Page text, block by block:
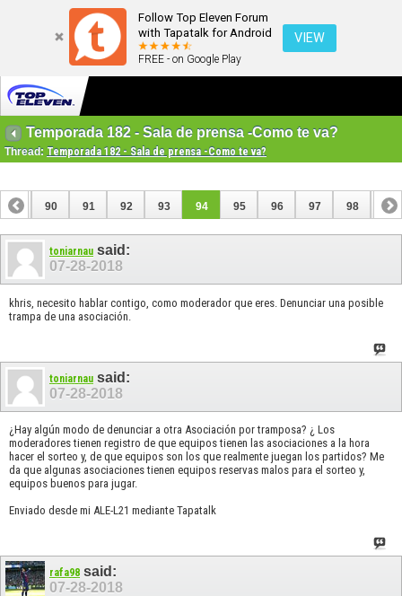
Follow Top Eleven Forum
with Tapatalk for Android
FREE - on Google Play
VIEW
Temporada 182 - Sala de prensa -Como te va?
Thread: Temporada 182 - Sala de prensa -Como te va?
89 90 91 92 93 94 95 96 97 98 99
109
toniarnau said:
07-28-2018
khris, necesito hablar contigo, como moderador que eres. Denunciar una posible
trampa de una asociación.
toniarnau said:
07-28-2018
¿Hay algún modo de denunciar a otra Asociación por tramposa? ¿ Los
moderadores tienen registro de que equipos tienen las asociaciones a la hora
hacer el sorteo y, de que equipos son los que realmente juegan los partidos? Me
da que algunas asociaciones tienen equipos reservas malos para el sorteo y,
equipos buenos para jugar.
Enviado desde mi ALE-L21 mediante Tapatalk
rafa98 said:
07-28-2018